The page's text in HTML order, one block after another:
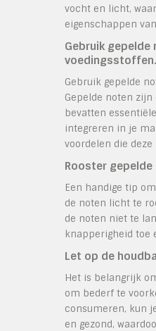
vocht en licht,
eigenschappen
Gebruik
voedingsstoffen.
Gebruik gepelde
Gepelde noten
bevatten
integreren in je
voordelen die
Rooster
Een handige tip
de noten licht te
de noten niet te
knapperigheid toe
Let op de
Het is belangrijk
om bederf te
consumeren, kun
en gezond,